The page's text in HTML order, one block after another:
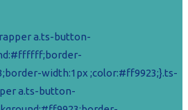
a.ts-button-
width:1px ;color:#ff9923;}.ts-
a.ts-button-